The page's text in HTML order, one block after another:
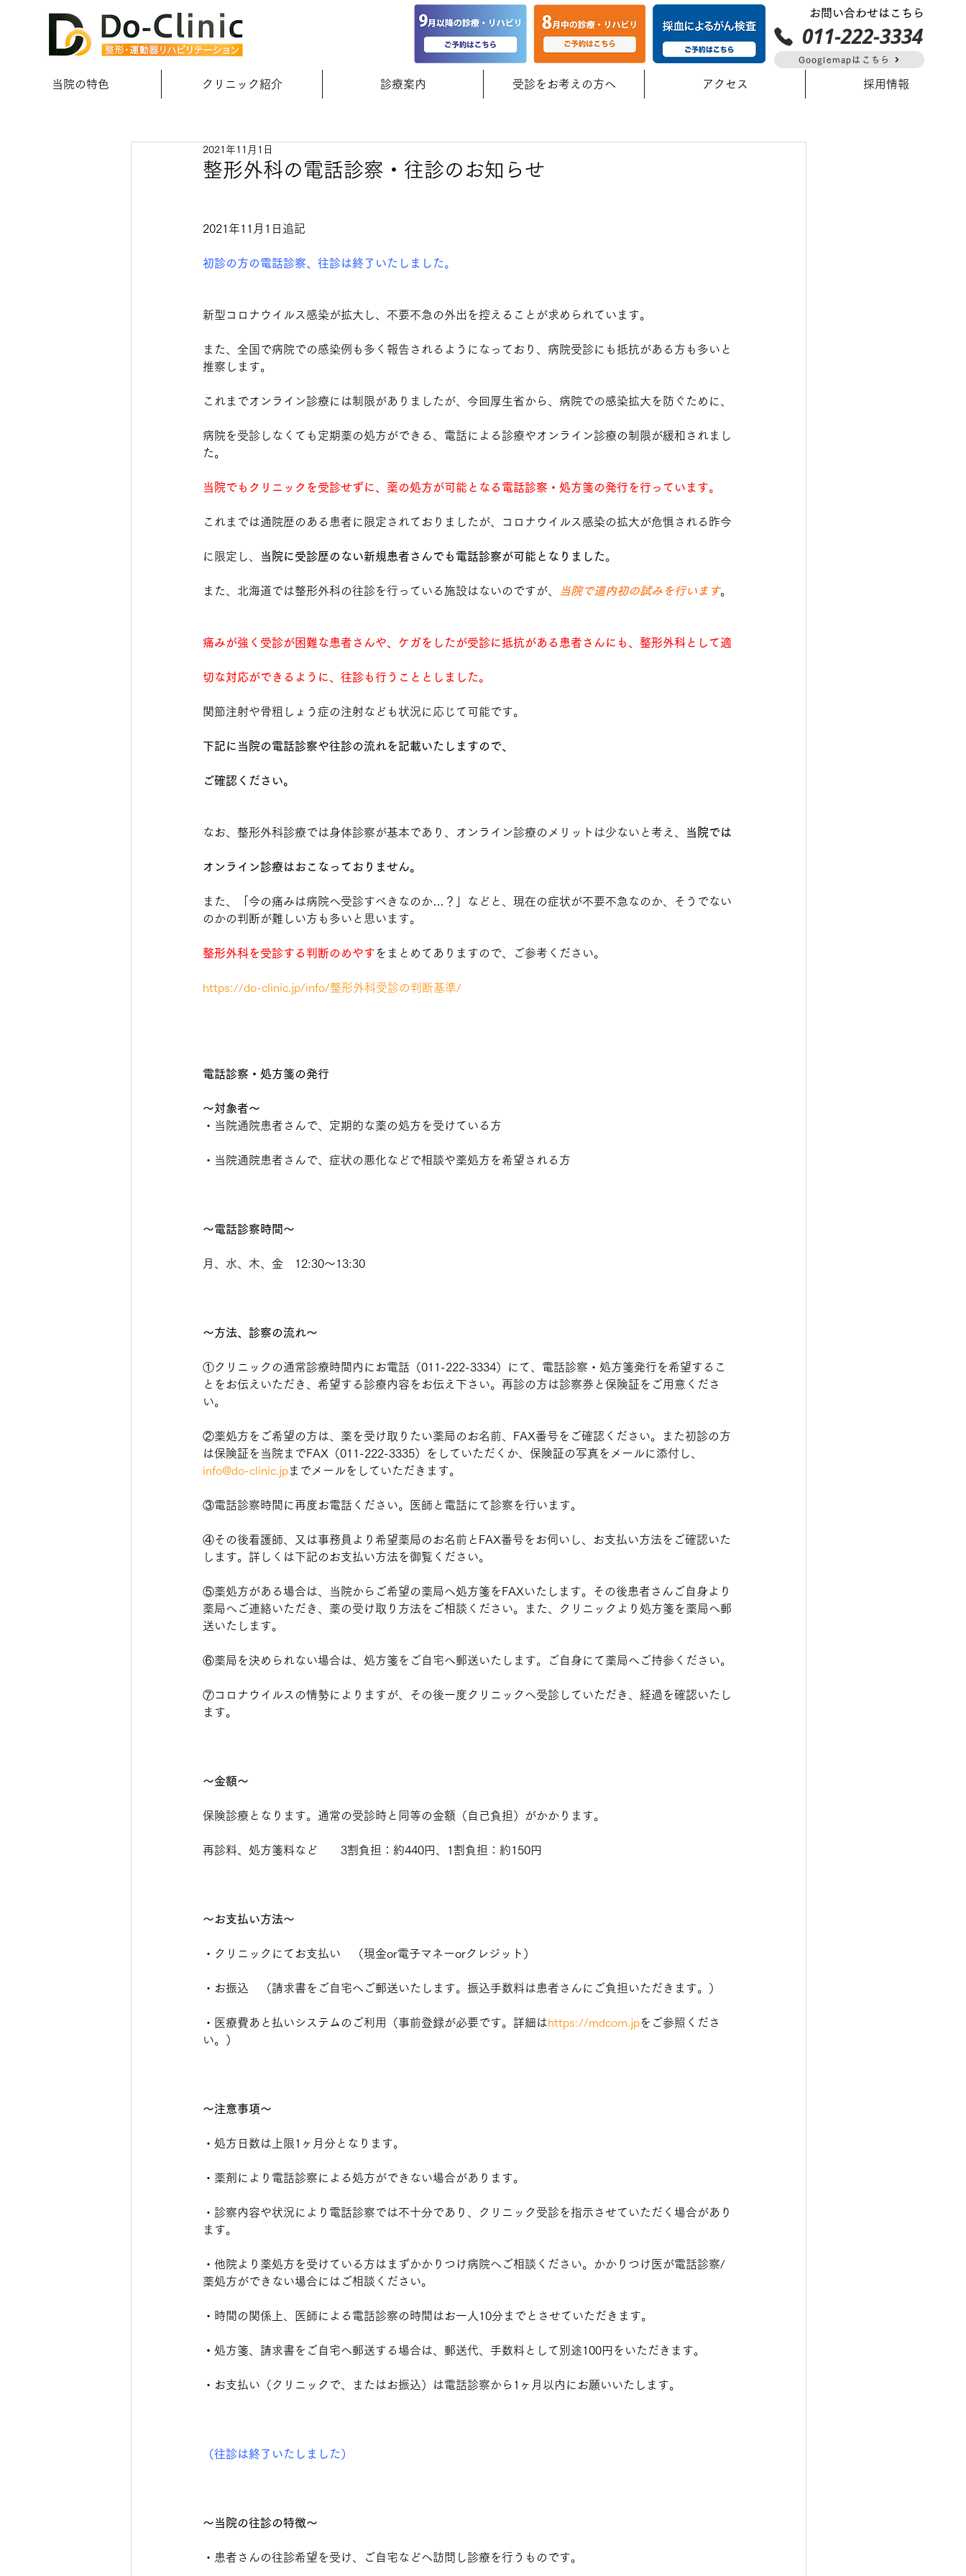
お問い合わせはこちら
011-222-3334
Googlemapはこちら
当院の特色 クリニック紹介 診療案内 受診をお考えの方へ アクセス 採用情報
整形外科の電話診察・往診のお知らせ
2021年11月1日
2021年11月1日追記
初診の方の電話診察、往診は終了いたしました。
新型コロナウイルス感染が拡大し、不要不急の外出を控えることが求められています。
また、全国で病院での感染例も多く報告されるようになっており、病院受診にも抵抗がある方も多いと
推察します。
これまでオンライン診療には制限がありましたが、今回厚生省から、病院での感染拡大を防ぐために、
病院を受診しなくても定期薬の処方ができる、電話による診療やオンライン診療の制限が緩和されまし
た。
当院でもクリニックを受診せずに、薬の処方が可能となる電話診察・処方箋の発行を行っています。
これまでは通院歴のある患者に限定されておりましたが、コロナウイルス感染の拡大が危惧される昨今
に限定し、 当院に受診歴のない新規患者さんでも電話診察が可能となりました。
また、北海道では整形外科の往診を行っている施設はないのですが、 当院で道内初の試みを行います。
痛みが強く受診が困難な患者さんや、ケガをしたが受診に抵抗がある患者さんにも、整形外科として適
切な対応ができるように、往診も行うこととしました。
関節注射や骨粗しょう症の注射なども状況に応じて可能です。
下記に当院の電話診察や往診の流れを記載いたしますので、
ご確認ください。
なお、整形外科診療では身体診察が基本であり、オンライン診療のメリットは少ないと考え、 当院では
オンライン診療はおこなっておりません。
また、「今の痛みは病院へ受診すべきなのか…？」などと、現在の症状が不要不急なのか、そうでない
のかの判断が難しい方も多いと思います。
整形外科を受診する判断のめやすをまとめてありますので、ご参考ください。
https://do-clinic.jp/info/整形外科受診の判断基準/
電話診察・処方箋の発行
〜対象者〜
・当院通院患者さんで、定期的な薬の処方を受けている方
・当院通院患者さんで、症状の悪化などで相談や薬処方を希望される方
〜電話診察時間〜
月、水、木、金　12:30〜13:30
〜方法、診察の流れ〜
①クリニックの通常診療時間内にお電話（011-222-3334）にて、電話診察・処方箋発行を希望するこ
とをお伝えいただき、希望する診療内容をお伝え下さい。再診の方は診察券と保険証をご用意くださ
い。
②薬処方をご希望の方は、薬を受け取りたい薬局のお名前、FAX番号をご確認ください。また初診の方
は保険証を当院までFAX（011-222-3335）をしていただくか、保険証の写真をメールに添付し、
info@do-clinic.jpまでメールをしていただきます。
③電話診察時間に再度お電話ください。医師と電話にて診察を行います。
④その後看護師、又は事務員より希望薬局のお名前とFAX番号をお伺いし、お支払い方法をご確認いた
します。詳しくは下記のお支払い方法を御覧ください。
⑤薬処方がある場合は、当院からご希望の薬局へ処方箋をFAXいたします。その後患者さんご自身より
薬局へご連絡いただき、薬の受け取り方法をご相談ください。また、クリニックより処方箋を薬局へ郵
送いたします。
⑥薬局を決められない場合は、処方箋をご自宅へ郵送いたします。ご自身にて薬局へご持参ください。
⑦コロナウイルスの情勢によりますが、その後一度クリニックへ受診していただき、経過を確認いたし
ます。
〜金額〜
保険診療となります。通常の受診時と同等の金額（自己負担）がかかります。
再診料、処方箋料など　　3割負担：約440円、1割負担：約150円
〜お支払い方法〜
・クリニックにてお支払い　（現金or電子マネーorクレジット）
・お振込　（請求書をご自宅へご郵送いたします。振込手数料は患者さんにご負担いただきます。）
・医療費あと払いシステムのご利用（事前登録が必要です。詳細はhttps://mdcom.jpをご参照くださ
い。）
〜注意事項〜
・処方日数は上限1ヶ月分となります。
・薬剤により電話診察による処方ができない場合があります。
・診察内容や状況により電話診察では不十分であり、クリニック受診を指示させていただく場合があり
ます。
・他院より薬処方を受けている方はまずかかりつけ病院へご相談ください。かかりつけ医が電話診察/
薬処方ができない場合にはご相談ください。
・時間の関係上、医師による電話診察の時間はお一人10分までとさせていただきます。
・ 処方箋、請求書をご自宅へ郵送する場合は、郵送代、手数料として別途100円をいただきます。
・お支払い（クリニックで、またはお振込）は電話診察から1ヶ月以内にお願いいたします。
（往診は終了いたしました）
〜当院の往診の特徴〜
・患者さんの往診希望を受け、ご自宅などへ訪問し診療を行うものです。